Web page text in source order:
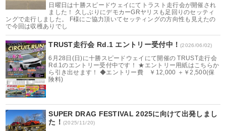
日曜日は十勝スピードウェイにてトラスト走行会が開催され
ました！ 久しぶりにデモカーGRヤリスも足回りのセッティ
ングで走行しました。 F様にご協力頂いてセッティングの方向性も見えたの
で今回は収穫ありでし
TRUST走行会 Rd.1 エントリー受付中！(2026/06/02)
6月28日(日)に十勝スピードウェイにて開催の TRUST走行会
Rd.1のエントリー受付中です！ ★エントリー用紙はこちらか
ら引き出せます！ ◆エントリー費 ￥12,000 ＋￥2,500(保
険料)
SUPER DRAG FESTIVAL 2025に向けて出発しまし
た！ (2025/11/20)